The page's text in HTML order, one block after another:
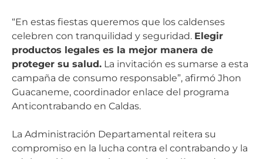
“En estas fiestas queremos que los caldenses
celebren con tranquilidad y seguridad. Elegir
productos legales es la mejor manera de
proteger su salud. La invitación es sumarse a esta
campaña de consumo responsable”, afirmó Jhon
Guacaneme, coordinador enlace del programa
Anticontrabando en Caldas.
La Administración Departamental reitera su
compromiso en la lucha contra el contrabando y la